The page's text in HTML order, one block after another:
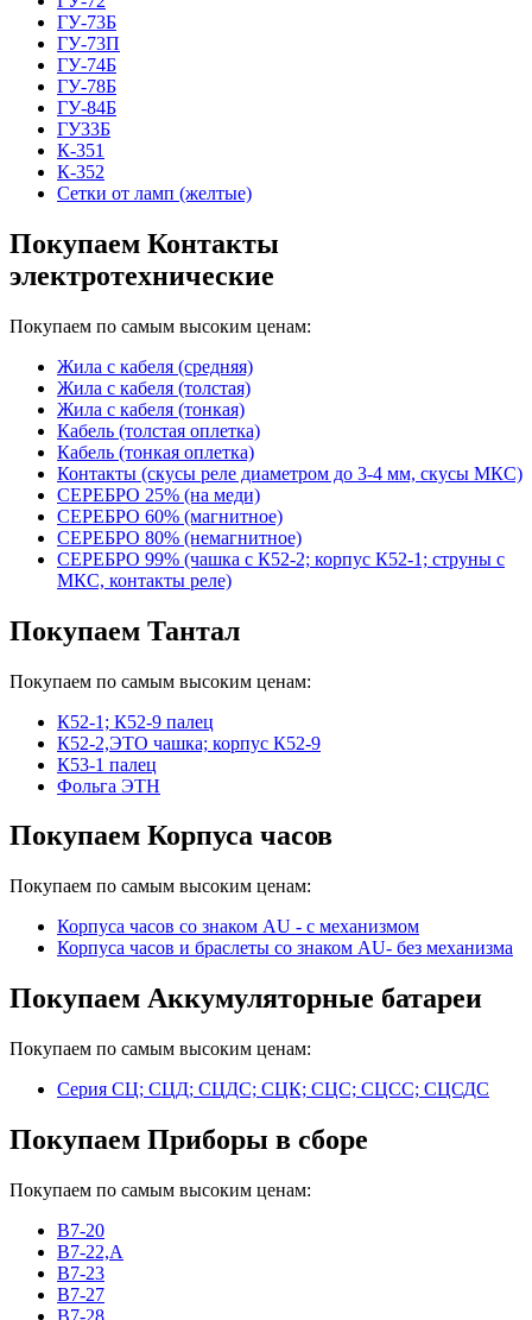
ГУ-73Б
ГУ-73П
ГУ-74Б
ГУ-78Б
ГУ-84Б
ГУ33Б
К-351
К-352
Сетки от ламп (желтые)
Покупаем Контакты
электротехнические
Покупаем по самым высоким ценам:
Жила с кабеля (средняя)
Жила с кабеля (толстая)
Жила с кабеля (тонкая)
Кабель (толстая оплетка)
Кабель (тонкая оплетка)
Контакты (скусы реле диаметром до 3-4 мм, скусы МКС)
СЕРЕБРО 25% (на меди)
СЕРЕБРО 60% (магнитное)
СЕРЕБРО 80% (немагнитное)
СЕРЕБРО 99% (чашка с К52-2; корпус К52-1; струны с
МКС, контакты реле)
Покупаем Тантал
Покупаем по самым высоким ценам:
К52-1; К52-9 палец
К52-2,ЭТО чашка; корпус К52-9
К53-1 палец
Фольга ЭТН
Покупаем Корпуса часов
Покупаем по самым высоким ценам:
Корпуса часов cо знаком AU - с механизмом
Корпуса часов и браслеты со знаком AU- без механизма
Покупаем Аккумуляторные батареи
Покупаем по самым высоким ценам:
Серия СЦ; СЦД; СЦДС; СЦК; СЦС; СЦСС; СЦСДС
Покупаем Приборы в сборе
Покупаем по самым высоким ценам:
В7-20
В7-22,А
В7-23
В7-27
В7-28